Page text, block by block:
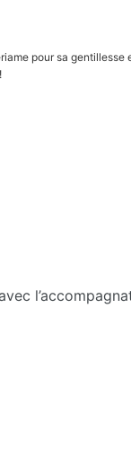
pour sa gentillesse